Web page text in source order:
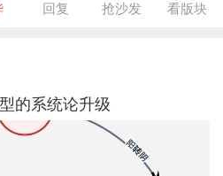
回复 抢沙发 看版块
的系统论升级